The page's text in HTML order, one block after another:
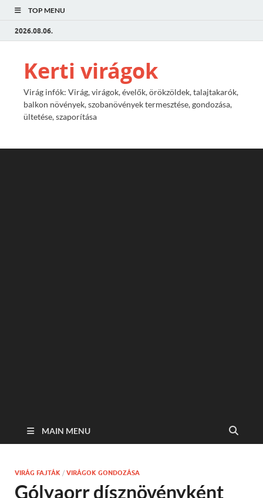
TOP MENU
2026.08.06.
Kerti virágok
Virág infók: Virág, virágok, évelők, örökzöldek, talajtakarók,
balkon növények, szobanövények termesztése, gondozása,
ültetése, szaporítása
MAIN MENU
VIRÁG FAJTÁK / VIRÁGOK GONDOZÁSA
Gólyaorr dísznövényként